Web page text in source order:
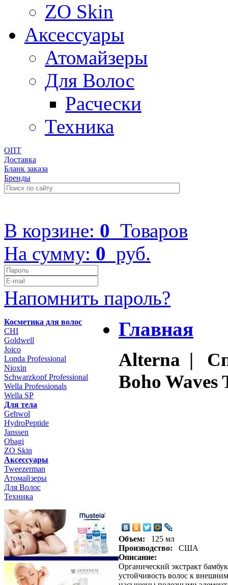
ZO Skin
Aксессуары
Атомайзеры
Для Волос
Расчески
Техника
ОПТ
Доставка
Бланк заказа
Бренды
В корзине: 0 Товаров
На сумму: 0 руб.
Напомнить пароль?
Косметика для волос
CHI
Goldwell
Joico
Londa Professional
Nioxin
Schwarzkopf Professional
Wella Professionals
Wella SP
Для тела
Gehwol
HydroPeptide
Janssen
Obagi
ZO Skin
Aксессуары
Tweezerman
Атомайзеры
Для Волос
Техника
Главная
Alterna |
Boho Waves
Объем:
125 мл
Производство:
США
Описание:
Органический экстракт
устойчивость волос к